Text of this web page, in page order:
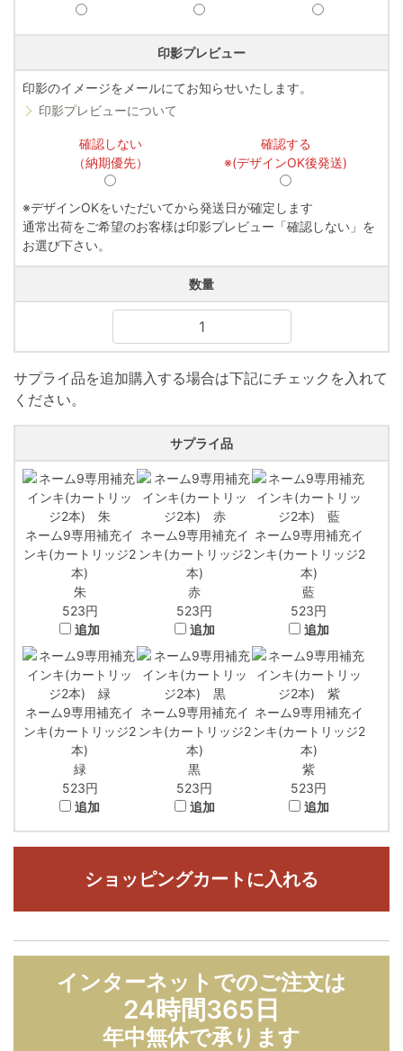
印影プレビュー
印影のイメージをメールにてお知らせいたします。
印影プレビューについて
確認しない
（納期優先）
確認する
※(デザインOK後発送)
※デザインOKをいただいてから発送日が確定します
通常出荷をご希望のお客様は印影プレビュー「確認しない」を
お選び下さい。
数量
サプライ品を追加購入する場合は下記にチェックを入れて
ください。
サプライ品
ネーム9専用補充イ
ンキ(カートリッジ2
本)
朱
523円
追加
ネーム9専用補充イ
ンキ(カートリッジ2
本)
赤
523円
追加
ネーム9専用補充イ
ンキ(カートリッジ2
本)
藍
523円
追加
ネーム9専用補充イ
ンキ(カートリッジ2
本)
緑
523円
追加
ネーム9専用補充イ
ンキ(カートリッジ2
本)
黒
523円
追加
ネーム9専用補充イ
ンキ(カートリッジ2
本)
紫
523円
追加
ショッピングカートに入れる
インターネットでのご注文は
24時間365日
年中無休で承ります